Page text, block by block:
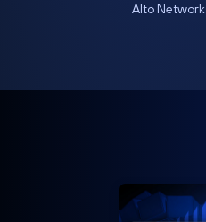
Alto